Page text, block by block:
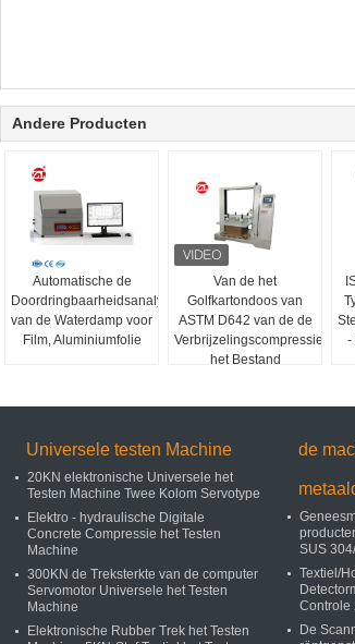
Andere Producten
Automatische de
Doordringbaarheidsanalysator
van de Waterdamp voor
Film, Aluminiumfolie
Van de het
Golfkartondoos van
ASTM D642 van de de
Verbrijzelingscompressie
het Bestand
-
Universele testen Machine
20KN elektronische Universele het
Testen Machine Twee Kolom Servotype
Elektro - hydraulische Digitale
Concrete Compressie het Testen
Machine
300KN de Treksterkte van de computer
Servomotor Universele het Testen
Machine
Elektronische Rubber Trek het Testen
de
SUS
Textiel/
Controle
De